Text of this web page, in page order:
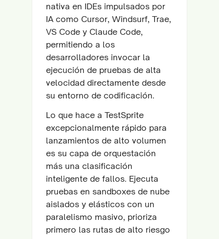
nativa en IDEs impulsados por
IA como Cursor, Windsurf, Trae,
VS Code y Claude Code,
permitiendo a los
desarrolladores invocar la
ejecución de pruebas de alta
velocidad directamente desde
su entorno de codificación.
Lo que hace a TestSprite
excepcionalmente rápido para
lanzamientos de alto volumen
es su capa de orquestación
más una clasificación
inteligente de fallos. Ejecuta
pruebas en sandboxes de nube
aislados y elásticos con un
paralelismo masivo, prioriza
primero las rutas de alto riesgo